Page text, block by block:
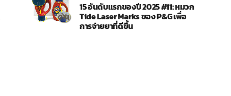
15 อันดับแรกของปี 2025 #11: หมวก
Tide Laser Marks ของ P&G เพื่อ
การจ่ายยาที่ดีขึ้น